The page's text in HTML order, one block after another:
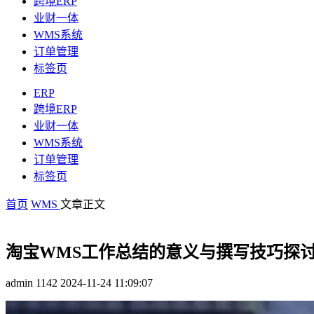
业财一体
WMS系统
订单管理
标签页
ERP
跨境ERP
业财一体
WMS系统
订单管理
标签页
首页 WMS 文章正文
淘宝WMS工作总结的意义与撰写技巧探
admin 1142 2024-11-24 11:09:07